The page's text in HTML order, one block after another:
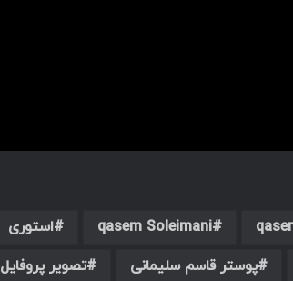
qasem Soleimani استوری
پوستر قاسم سلیمانی تصویر پروفایل